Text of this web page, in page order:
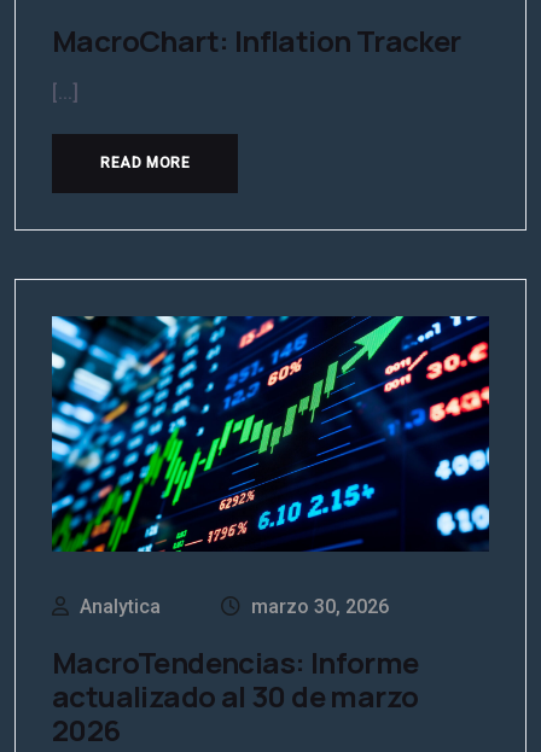
MacroChart: Inflation Tracker
[...]
READ MORE
Analytica marzo 30, 2026
MacroTendencias: Informe
actualizado al 30 de marzo
2026